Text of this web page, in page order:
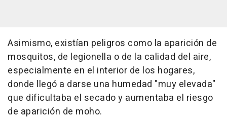
Asimismo, existían peligros como la aparición de
mosquitos, de legionella o de la calidad del aire,
especialmente en el interior de los hogares,
donde llegó a darse una humedad "muy elevada"
que dificultaba el secado y aumentaba el riesgo
de aparición de moho.